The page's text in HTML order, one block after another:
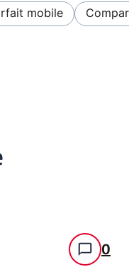
mobile
0